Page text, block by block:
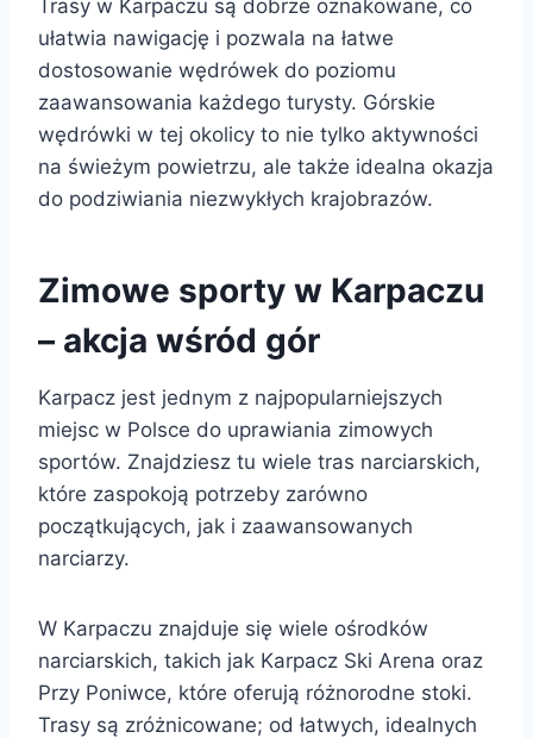
Trasy w Karpaczu są dobrze oznakowane, co
ułatwia nawigację i pozwala na łatwe
dostosowanie wędrówek do poziomu
zaawansowania każdego turysty. Górskie
wędrówki w tej okolicy to nie tylko aktywności
na świeżym powietrzu, ale także idealna okazja
do podziwiania niezwykłych krajobrazów.
Zimowe sporty w Karpaczu
– akcja wśród gór
Karpacz jest jednym z najpopularniejszych
miejsc w Polsce do uprawiania zimowych
sportów. Znajdziesz tu wiele tras narciarskich,
które zaspokoją potrzeby zarówno
początkujących, jak i zaawansowanych
narciarzy.
W Karpaczu znajduje się wiele ośrodków
narciarskich, takich jak Karpacz Ski Arena oraz
Przy Poniwce, które oferują różnorodne stoki.
Trasy są zróżnicowane; od łatwych, idealnych